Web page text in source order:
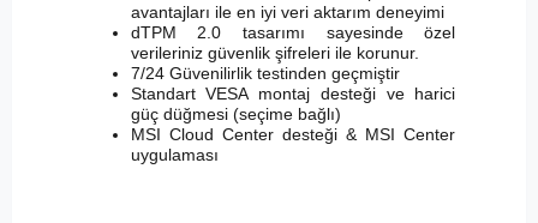
avantajları ile en iyi veri aktarım deneyimi
dTPM 2.0 tasarımı sayesinde özel
verileriniz güvenlik şifreleri ile korunur.
7/24 Güvenilirlik testinden geçmiştir
Standart VESA montaj desteği ve harici
güç düğmesi (seçime bağlı)
MSI Cloud Center desteği & MSI Center
uygulaması